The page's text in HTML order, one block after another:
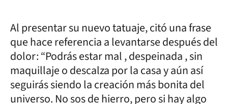
Al presentar su nuevo tatuaje, citó una frase
que hace referencia a levantarse después del
dolor: “Podrás estar mal , despeinada , sin
maquillaje o descalza por la casa y aún así
seguirás siendo la creación más bonita del
universo. No sos de hierro, pero si hay algo